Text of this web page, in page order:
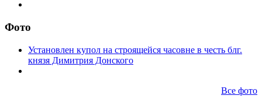
Фото
Установлен купол на строящейся часовне в честь блг.
князя Димитрия Донского
Все фото